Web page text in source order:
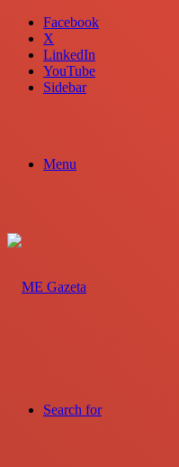
Facebook
X
LinkedIn
YouTube
Sidebar
Menu
Search for